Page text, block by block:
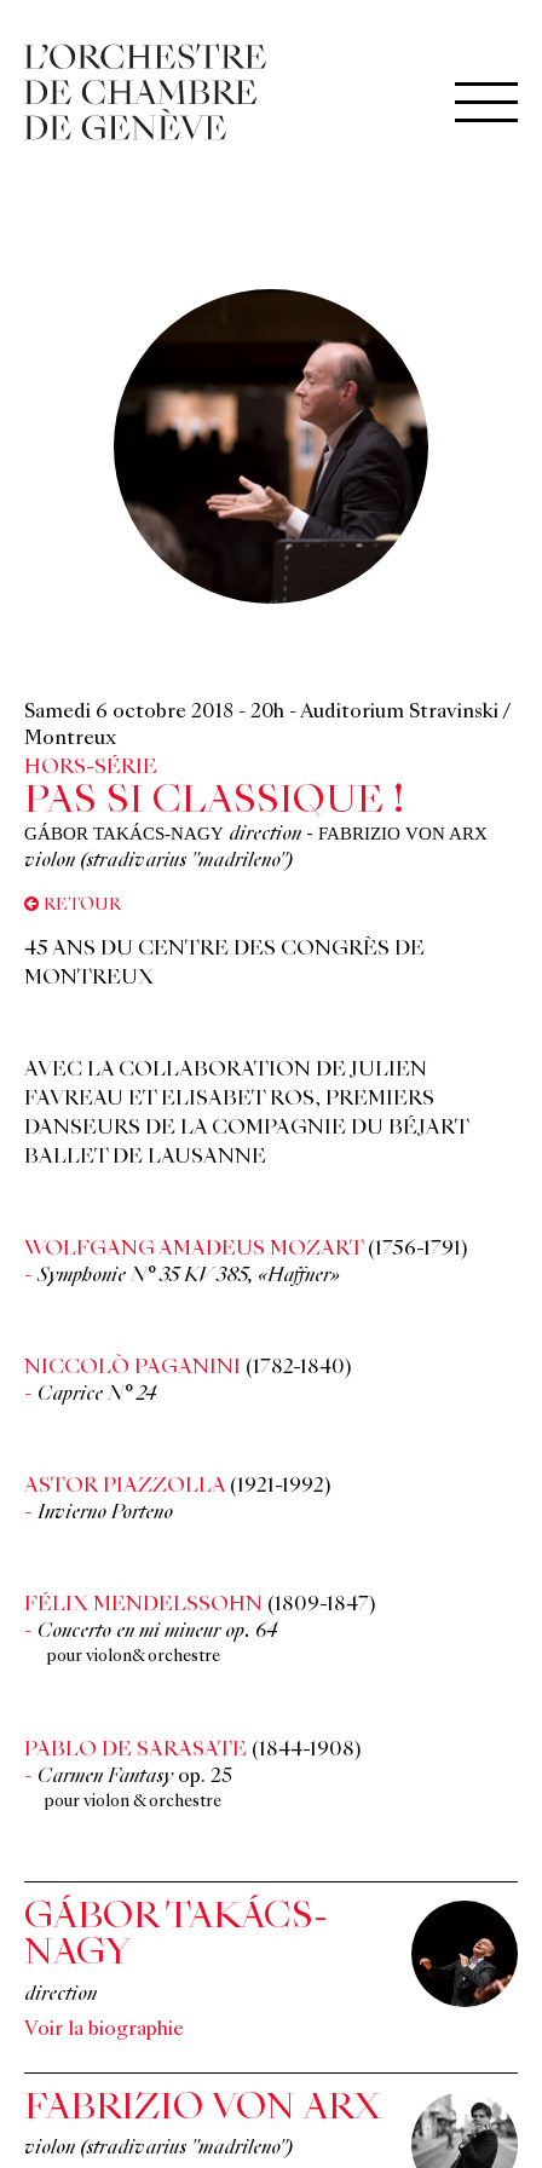
Samedi 6 octobre 2018 - 20h -Auditorium Stravinski /
Montreux
HORS-SÉRIE
PAS SI CLASSIQUE !
GÁBOR TAKÁCS-NAGY direction - FABRIZIO VON ARX
violon (stradivarius "madrileno")
RETOUR
45 ANS DU CENTRE DES CONGRÈS DE
MONTREUX
AVEC LA COLLABORATION DE JULIEN
FAVREAU ET ELISABET ROS, PREMIERS
DANSEURS DE LA COMPAGNIE DU BÉJART
BALLET DE LAUSANNE
WOLFGANG AMADEUS MOZART (1756-1791)
Symphonie N° 35 KV 385, «Haffner»
NICCOLÒ PAGANINI (1782-1840)
Caprice N° 24
ASTOR PIAZZOLLA (1921-1992)
Invierno Porteno
FÉLIX MENDELSSOHN (1809-1847)
Concerto en mi mineur op. 64
pour violon& orchestre
PABLO DE SARASATE (1844-1908)
Carmen Fantasyop. 25
pour violon & orchestre
GÁBOR TAKÁCS-
NAGY
direction
Voir la biographie
FABRIZIO VON ARX
violon (stradivarius "madrileno")